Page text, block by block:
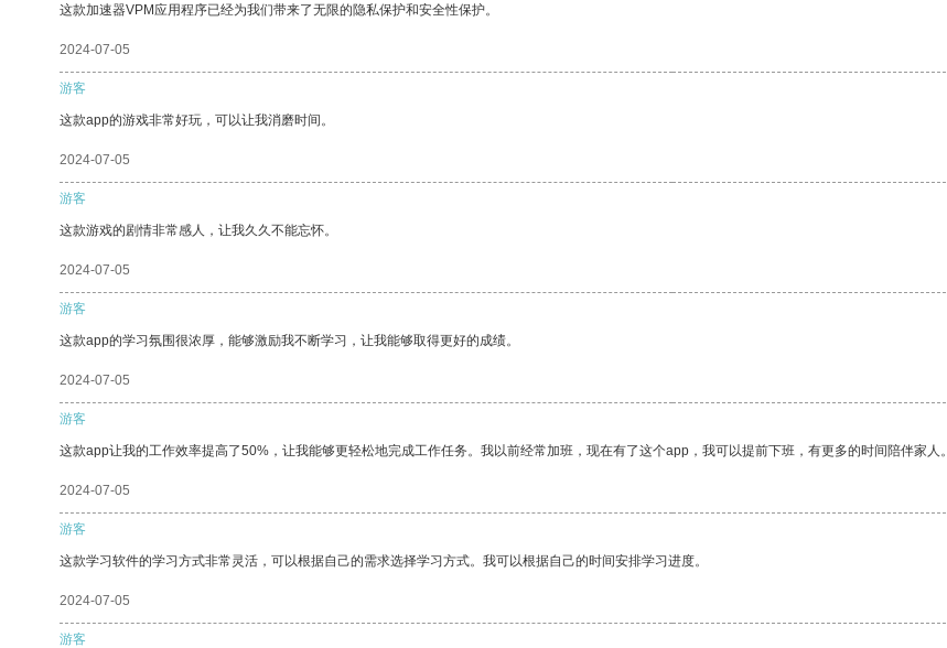
这款加速器VPM应用程序已经为我们带来了无限的隐私保护和安全性保护。
2024-07-05
游客
这款app的游戏非常好玩，可以让我消磨时间。
2024-07-05
游客
这款游戏的剧情非常感人，让我久久不能忘怀。
2024-07-05
游客
这款app的学习氛围很浓厚，能够激励我不断学习，让我能够取得更好的成绩。
2024-07-05
游客
这款app让我的工作效率提高了50%，让我能够更轻松地完成工作任务。我以前经常加班，现在有了这个app，我可以提前下班，有更多的时间陪伴家人。
2024-07-05
游客
这款学习软件的学习方式非常灵活，可以根据自己的需求选择学习方式。我可以根据自己的时间安排学习进度。
2024-07-05
游客